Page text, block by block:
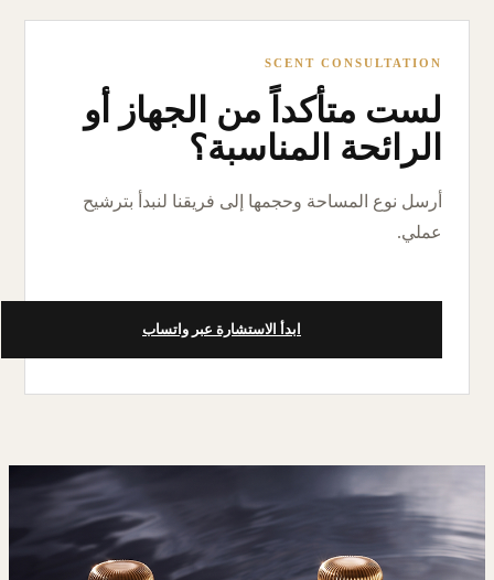
SCENT CONSULTATION
لست متأكداً من الجهاز أو
الرائحة المناسبة؟
أرسل نوع المساحة وحجمها إلى فريقنا لنبدأ بترشيح
عملي.
ابدأ الاستشارة عبر واتساب